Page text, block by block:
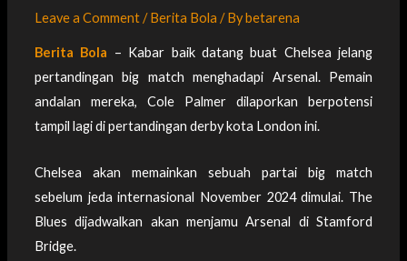
Leave a Comment/Berita Bola / Bybetarena
Berita Bola – Kabar baik datang buat Chelsea jelang
pertandingan big match menghadapi Arsenal. Pemain
andalan mereka, Cole Palmer dilaporkan berpotensi
tampil lagi di pertandingan derby kota London ini.
Chelsea akan memainkan sebuah partai big match
sebelum jeda internasional November 2024 dimulai. The
Blues dijadwalkan akan menjamu Arsenal di Stamford
Bridge.